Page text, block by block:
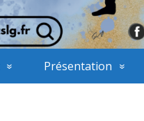
Présentation